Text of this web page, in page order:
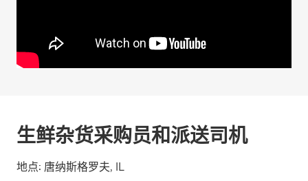
生鲜杂货采购员和派送司机
地点: 唐纳斯格罗夫, IL